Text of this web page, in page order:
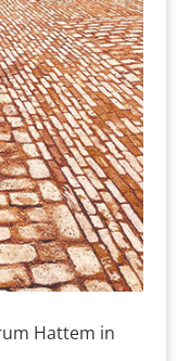
Hattem in